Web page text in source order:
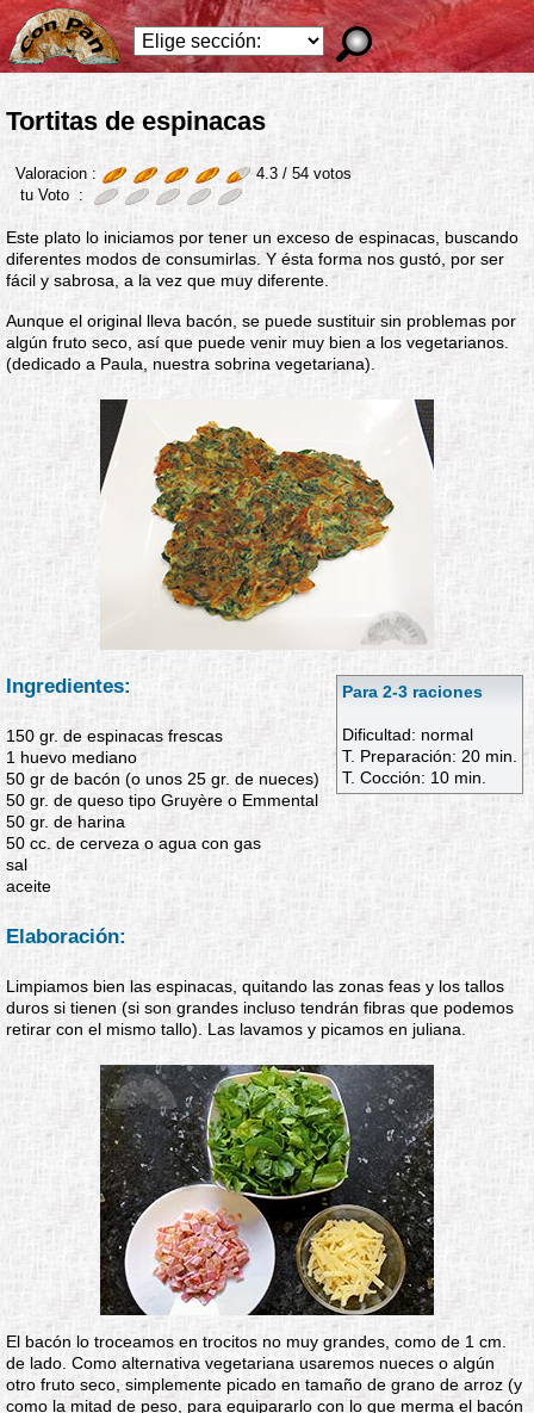
Tortitas de espinacas
Valoracion : 4.3 /54 votos
tu Voto :
Este plato lo iniciamos por tener un exceso de espinacas, buscando
diferentes modos de consumirlas. Y ésta forma nos gustó, por ser
fácil y sabrosa, a la vez que muy diferente.
Aunque el original lleva bacón, se puede sustituir sin problemas por
algún fruto seco, así que puede venir muy bien a los vegetarianos.
(dedicado a Paula, nuestra sobrina vegetariana).
Para 2-3 raciones
Dificultad: normal
T. Preparación: 20 min.
T. Cocción: 10 min.
Ingredientes:
150 gr. de espinacas frescas
1 huevo mediano
50 gr de bacón (o unos 25 gr. de nueces)
50 gr. de queso tipo Gruyère o Emmental
50 gr. de harina
50 cc. de cerveza o agua con gas
sal
aceite
Elaboración:
Limpiamos bien las espinacas, quitando las zonas feas y los tallos
duros si tienen (si son grandes incluso tendrán fibras que podemos
retirar con el mismo tallo). Las lavamos y picamos en juliana.
El bacón lo troceamos en trocitos no muy grandes, como de 1 cm.
de lado. Como alternativa vegetariana usaremos nueces o algún
otro fruto seco, simplemente picado en tamaño de grano de arroz (y
como la mitad de peso, para equipararlo con lo que merma el bacón